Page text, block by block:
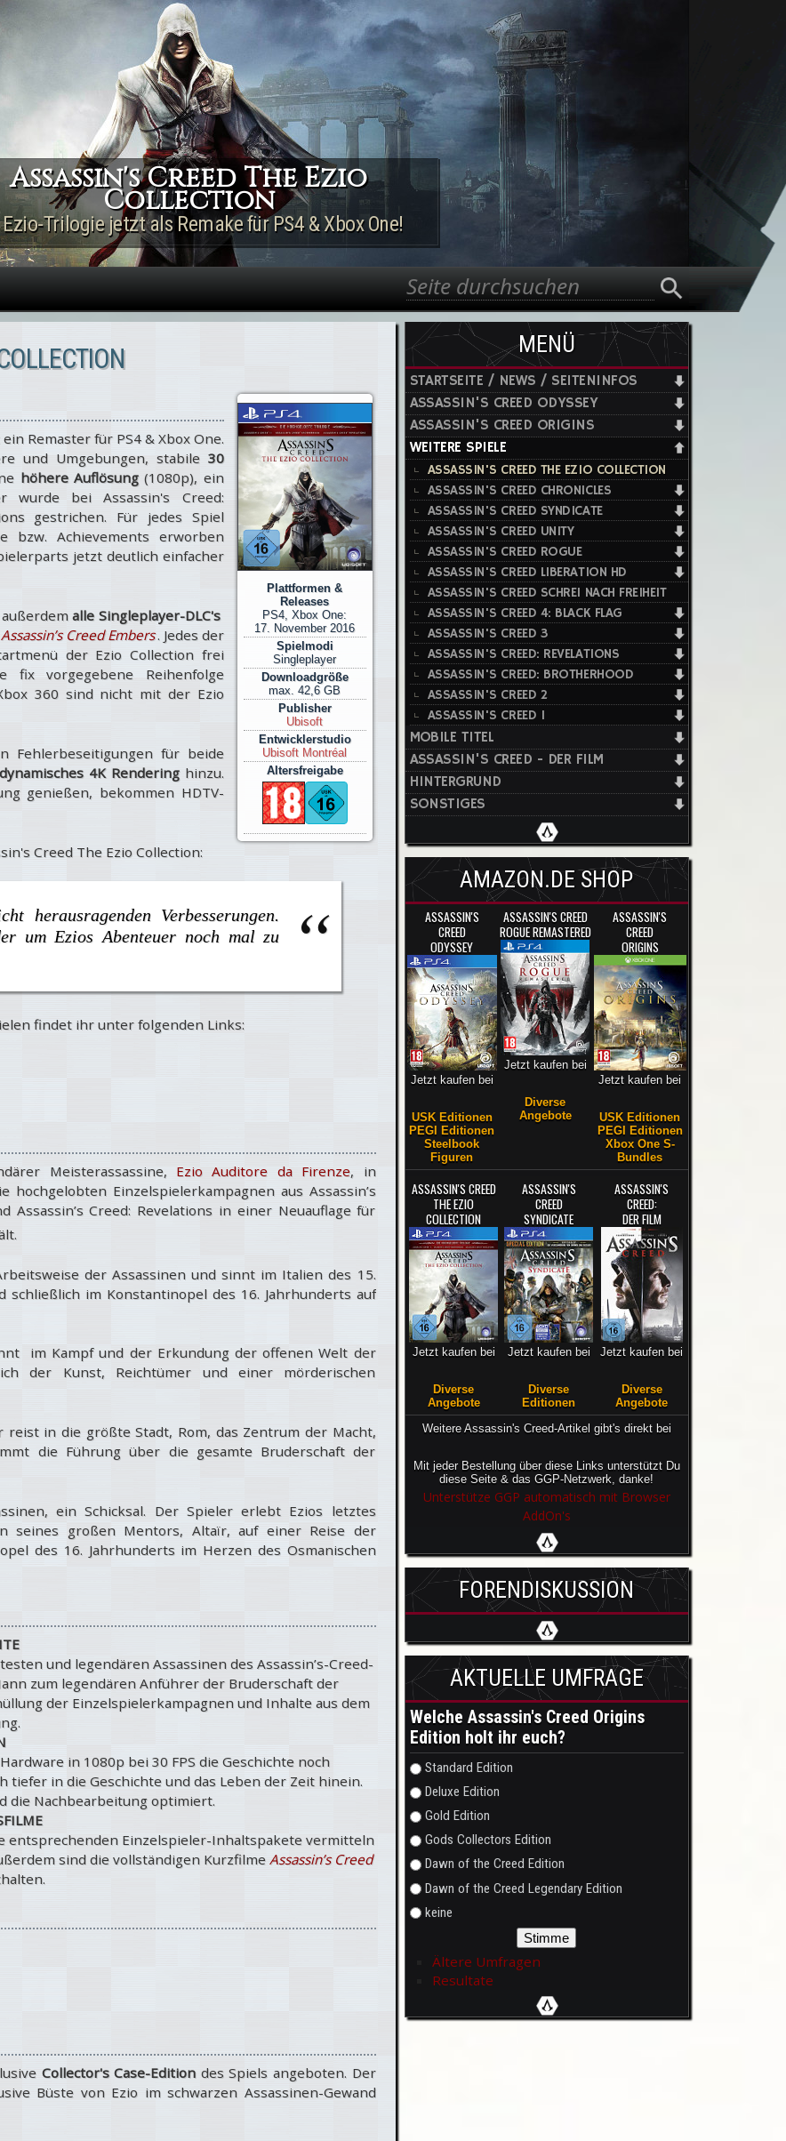
Direkt zum Inhalt
Assassin's Creed The Ezio
Collection
Ezio-Trilogie jetzt als Remake für PS4 & Xbox One!
Suchformular
Suche
Plattformen &
Releases
PS4, Xbox One:
17. November 2016
Spielmodi
Singleplayer
Downloadgröße
max. 42,6 GB
Publisher
Ubisoft
Entwicklerstudio
Ubisoft Montréal
Altersfreigabe
Remaster für PS4 & Xbox One.
und Umgebungen, stabile 30
höhere Auflösung(1080p), ein
bei Assassin's Creed:
gestrichen. Für jedes Spiel
bzw. Achievements erworben
jetzt deutlich einfacher
alle Singleplayer-DLC's
Assassin’s Creed Embers. Jedes der
der Ezio Collection frei
fix vorgegebene Reihenfolge
360 sind nicht mit der Ezio
Fehlerbeseitigungen für beide
4K Renderinghinzu.
genießen, bekommen HDTV-
Creed The Ezio Collection:
herausragenden Verbesserungen.
um Ezios Abenteuer noch mal zu
findet ihr unter folgenden Links:
Meisterassassine, Ezio Auditore da Firenze, in
hochgelobten Einzelspielerkampagnen aus Assassin’s
Assassin’s Creed: Revelations in einer Neuauflage für
der Assassinen und sinnt im Italien des 15.
im Konstantinopel des 16. Jahrhunderts auf
im Kampf und der Erkundung der offenen Welt der
der Kunst, Reichtümer und einer mörderischen
in die größte Stadt, Rom, das Zentrum der Macht,
die Führung über die gesamte Bruderschaft der
ein Schicksal. Der Spieler erlebt Ezios letztes
seines großen Mentors, Altaïr, auf einer Reise der
des 16. Jahrhunderts im Herzen des Osmanischen
und legendären Assassinen des Assassin’s-Creed-
zum legendären Anführer der Bruderschaft der
der Einzelspielerkampagnen und Inhalte aus dem
in 1080p bei 30 FPS die Geschichte noch
tiefer in die Geschichte und das Leben der Zeit hinein.
die Nachbearbeitung optimiert.
entsprechenden Einzelspieler-Inhaltspakete vermitteln
sind die vollständigen Kurzfilme Assassin’s Creed
Collector's Case-Editiondes Spiels angeboten. Der
Büste von Ezio im schwarzen Assassinen-Gewand
MENÜ
STARTSEITE / NEWS / SEITENINFOS
ASSASSIN'S CREED ODYSSEY
ASSASSIN'S CREED ORIGINS
WEITERE SPIELE
ASSASSIN'S CREED THE EZIO COLLECTION
ASSASSIN'S CREED CHRONICLES
ASSASSIN'S CREED SYNDICATE
ASSASSIN'S CREED UNITY
ASSASSIN'S CREED ROGUE
ASSASSIN'S CREED LIBERATION HD
ASSASSIN'S CREED SCHREI NACH FREIHEIT
ASSASSIN'S CREED 4: BLACK FLAG
ASSASSIN'S CREED 3
ASSASSIN'S CREED: REVELATIONS
ASSASSIN'S CREED: BROTHERHOOD
ASSASSIN'S CREED 2
ASSASSIN'S CREED 1
MOBILE TITEL
ASSASSIN'S CREED - DER FILM
HINTERGRUND
SONSTIGES
AMAZON.DE SHOP
ASSASSIN'S
CREED
ODYSSEY
Jetzt kaufen bei
USK Editionen
PEGI Editionen
Steelbook
Figuren
ASSASSIN'S CREED
ROGUE REMASTERED
Jetzt kaufen bei
Diverse
Angebote
ASSASSIN'S
CREED
ORIGINS
Jetzt kaufen bei
USK Editionen
PEGI Editionen
Xbox One S-
Bundles
ASSASSIN'S CREED
THE EZIO
COLLECTION
Jetzt kaufen bei
Diverse
Angebote
ASSASSIN'S
CREED
SYNDICATE
Jetzt kaufen bei
Diverse
Editionen
ASSASSIN'S
CREED:
DER FILM
Jetzt kaufen bei
Diverse
Angebote
Weitere Assassin's Creed-Artikel gibt's direkt bei
Mit jeder Bestellung über diese Links unterstützt Du
diese Seite & das GGP-Netzwerk, danke!
Unterstütze GGP automatisch mit Browser
AddOn's
FORENDISKUSSION
AKTUELLE UMFRAGE
Welche Assassin's Creed Origins
Edition holt ihr euch?
Auswahlmöglichkeiten
Standard Edition
Deluxe Edition
Gold Edition
Gods Collectors Edition
Dawn of the Creed Edition
Dawn of the Creed Legendary Edition
keine
Ältere Umfragen
Resultate